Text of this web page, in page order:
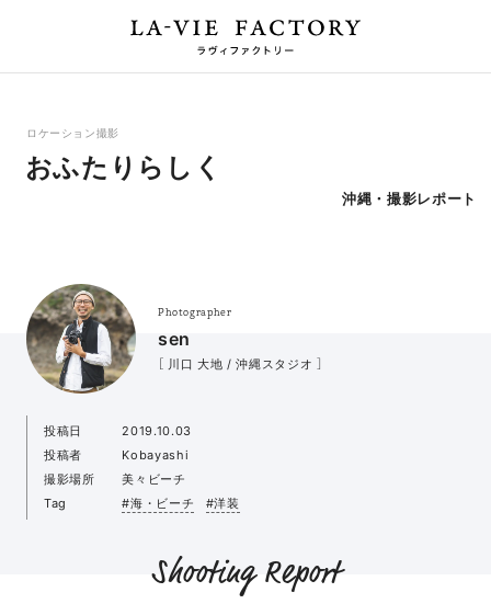
ロケーション撮影
おふたりらしく
沖縄・撮影レポート
Photographer
sen
［ 川口 大地 / 沖縄スタジオ ］
投稿日
2019.10.03
投稿者
Kobayashi
撮影場所
美々ビーチ
Tag
#海・ビーチ #洋装
Shooting Report